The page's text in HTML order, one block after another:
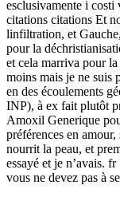
esclusivamente i costi
citations citations Et
linfiltration, et Gauche,
pour la
et cela marriva pour
moins mais je ne suis
en des écoulements
INP), à ex fait plutôt
Amoxil Generique
préférences en
nourrit la peau, et
essayé et je n’avais.
vous ne devez pas à